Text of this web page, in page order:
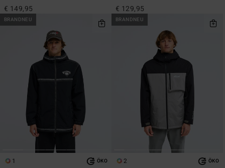
€ 149,95 € 129,95
BRANDNEU
1 ÖKO
BRANDNEU
2 ÖKO